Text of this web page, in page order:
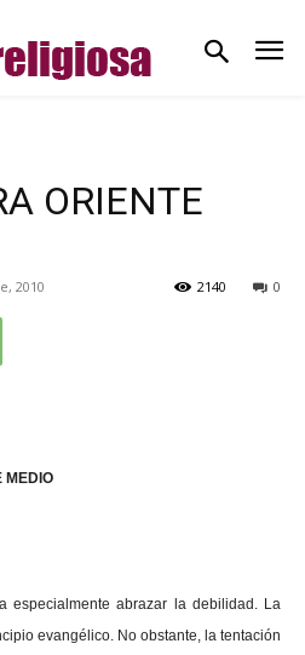
ORIENTE
2010 0
2140
MEDIO
especialmente abrazar la debilidad. La
evangélico. No obstante, la tentación